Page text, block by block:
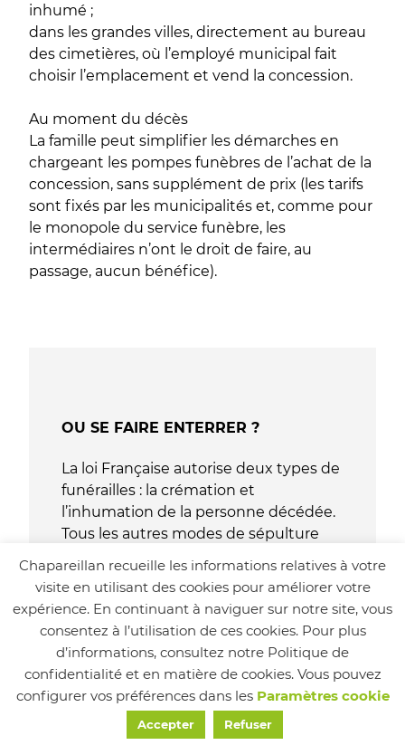
inhumé ;
dans les grandes villes, directement au bureau
des cimetières, où l’employé municipal fait
choisir l’emplacement et vend la concession.
Au moment du décès
La famille peut simplifier les démarches en
chargeant les pompes funèbres de l’achat de la
concession, sans supplément de prix (les tarifs
sont fixés par les municipalités et, comme pour
le monopole du service funèbre, les
intermédiaires n’ont le droit de faire, au
passage, aucun bénéfice).
OU SE FAIRE ENTERRER ?
La loi Française autorise deux types de
funérailles : la crémation et
l’inhumation de la personne décédée.
Tous les autres modes de sépulture
même sens : c’est la mise en terre d’un
corps dans une sépulture.
vocabulaire administratif. On utilisera
enterrement qu’inhumation.
Effectivement, ces deux termes
Chapareillan recueille les informations relatives à votre
visite en utilisant des cookies pour améliorer votre
expérience. En continuant à naviguer sur notre site, vous
consentez à l’utilisation de ces cookies. Pour plus
d’informations, consultez notre Politique de
confidentialité et en matière de cookies. Vous pouvez
configurer vos préférences dans les Paramètres cookie
Accepter Refuser